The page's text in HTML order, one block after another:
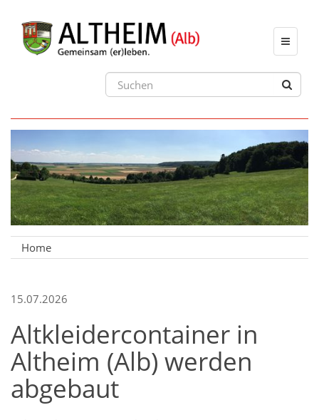
Toggle
Home
15.07.2026
Altkleidercontainer in
Altheim (Alb) werden
abgebaut